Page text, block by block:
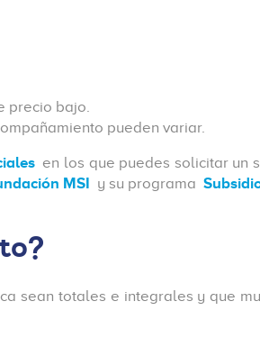
precio bajo.
pueden variar.
en los que puedes solicitar un
MSI y su programa
sean totales e integrales y que